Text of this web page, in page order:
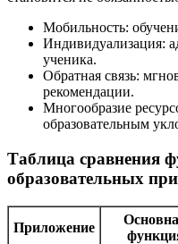
Мобильность:
Индивидуализация:
ученика.
Обратная связь:
рекомендации.
Многообразие
образовательным
Таблица сравнения
образовательных
Приложение